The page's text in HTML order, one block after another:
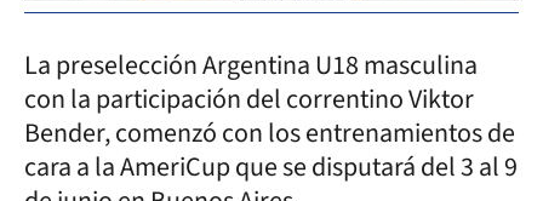
La preselección Argentina U18 masculina
con la participación del correntino Viktor
Bender, comenzó con los entrenamientos de
cara a la AmeriCup que se disputará del 3 al 9